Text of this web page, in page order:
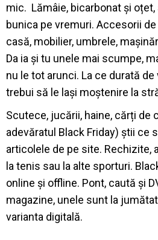
mic. Lămâie, bicarbonat și
bunica pe vremuri. Accesorii
casă, mobilier, umbrele,
Da ia și tu unele mai scumpe,
nu le tot arunci. La ce durată de
trebui să le lași moștenire la
Scutece, jucării, haine, cărți de
adevăratul Black Friday) știi ce
articolele de pe site. Rechizite,
la tenis sau la alte sporturi.
online și offline. Pont, caută și
magazine, unele sunt la
varianta digitală.